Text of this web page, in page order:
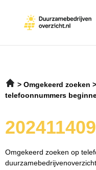
Omgekeerd zoeken
telefoonnummers
202411409
Omgekeerd zoeken op